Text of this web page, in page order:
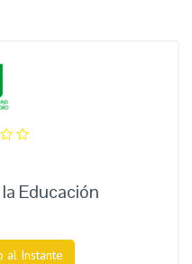
Educación
al Instante